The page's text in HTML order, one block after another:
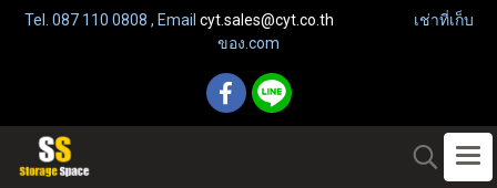
Tel. 087 110 0808 , Email cyt.sales@cyt.co.th เช่าที่เก็บ
ของ.com